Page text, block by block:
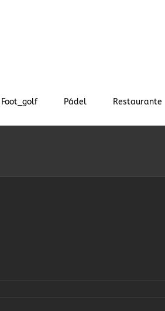
Foot_golf Pádel Restaurante